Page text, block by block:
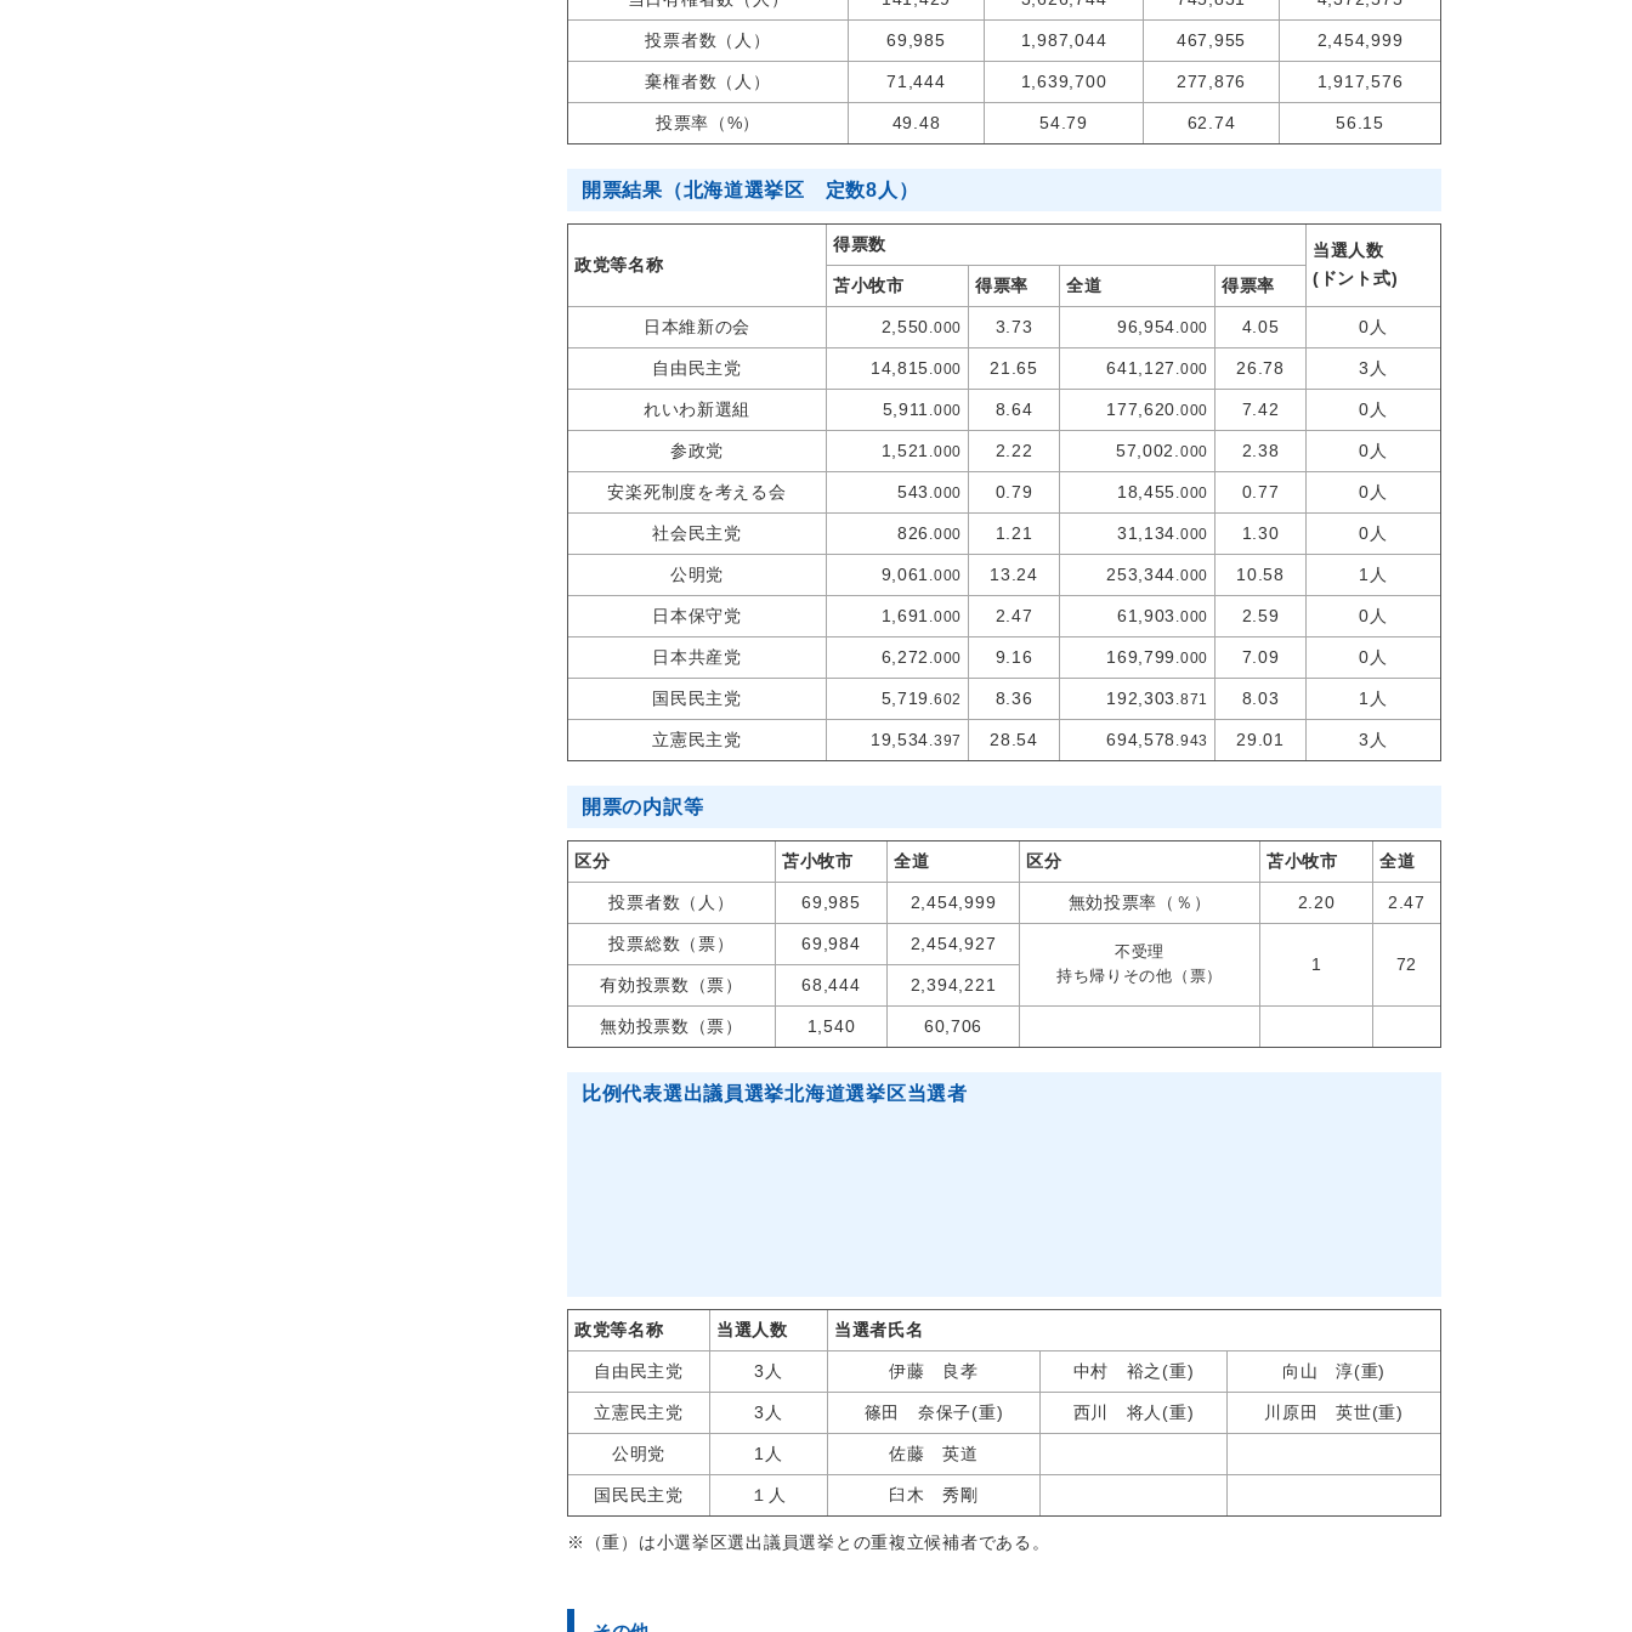
投票者数（人） 69,985 1,987,044 467,955 2,454,999
棄権者数（人） 71,444 1,639,700 277,876 1,917,576
投票率（%） 49.48 54.79 62.74 56.15
開票結果（北海道選挙区 定数8人）
政党等名称
得票数
当選人数
(ドント式)
苫小牧市 得票率 全道 得票率
日本維新の会 2,550 .000 3.73 96,954 .000 4.05 0人
自由民主党 14,815 .000 21.65 641,127 .000 26.78 3人
れいわ新選組 5,911 .000 8.64 177,620 .000 7.42 0人
参政党 1,521 .000 2.22 57,002. 000 2.38 0人
安楽死制度を考える会 543 .000 0.79 18,455 .000 0.77 0人
社会民主党 826 .000 1.21 31,134 .000 1.30 0人
公明党 9,061 .000 13.24 253,344 .000 10.58 1人
日本保守党 1,691 .000 2.47 61,903 .000 2.59 0人
日本共産党 6,272 .000 9.16 169,799 .000 7.09 0人
国民民主党 5,719 .602 8.36 192,303 .871 8.03 1人
立憲民主党 19,534 .397 28.54 694,578 .943 29.01 3人
開票の内訳等
区分 苫小牧市 全道 区分 苫小牧市 全道
投票者数（人） 69,985 2,454,999 無効投票率（％） 2.20 2.47
投票総数（票） 69,984 2,454,927
不受理
持ち帰りその他（票）
1
72
有効投票数（票）
68,444 2,394,221
無効投票数（票） 1,540 60,706
比例代表選出議員選挙北海道選挙区当選者
政党等名称 当選人数 当選者氏名
自由民主党 3人 伊藤 良孝 中村 裕之 (重) 向山 淳(重)
立憲民主党 3人 篠田 奈保子(重) 西川 将人(重) 川原田 英世(重)
公明党 1人 佐藤 英道
国民民主党 １人 臼木 秀剛
※（重）は小選挙区選出議員選挙との重複立候補者である。